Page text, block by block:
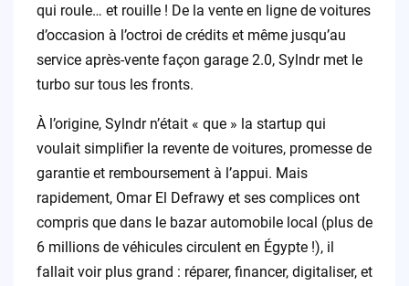
qui roule… et rouille ! De la vente en ligne de voitures
d’occasion à l’octroi de crédits et même jusqu’au
service après-vente façon garage 2.0, Sylndr met le
turbo sur tous les fronts.
À l’origine, Sylndr n’était « que » la startup qui
voulait simplifier la revente de voitures, promesse de
garantie et remboursement à l’appui. Mais
rapidement, Omar El Defrawy et ses complices ont
compris que dans le bazar automobile local (plus de
6 millions de véhicules circulent en Égypte !), il
fallait voir plus grand : réparer, financer, digitaliser, et